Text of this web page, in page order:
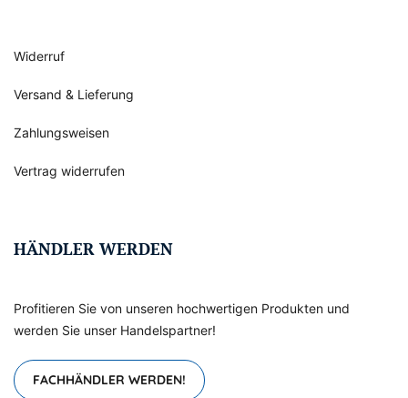
Widerruf
Versand & Lieferung
Zahlungsweisen
Vertrag widerrufen
HÄNDLER WERDEN
Profitieren Sie von unseren hochwertigen Produkten und
werden Sie unser Handelspartner!
FACHHÄNDLER WERDEN!